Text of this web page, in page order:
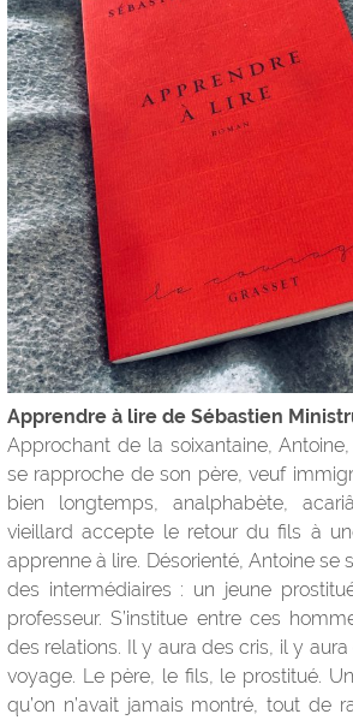
Apprendre à lire de Sébastien
Approchant de la soixantaine,
se rapproche de son père, veuf
bien longtemps, analphabète,
vieillard accepte le retour du fils à
apprenne à lire. Désorienté, Antoine se
des intermédiaires : un jeune
professeur. S’institue entre ces
des relations. Il y aura des cris, il y
voyage. Le père, le fils, le prostitué.
qu’on n’avait jamais montré, tout de